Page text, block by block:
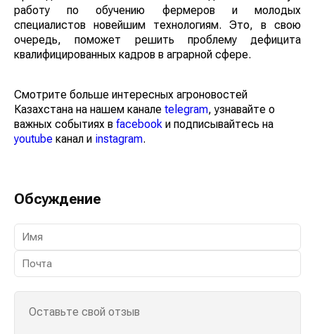
работу по обучению фермеров и молодых
специалистов новейшим технологиям. Это, в свою
очередь, поможет решить проблему дефицита
квалифицированных кадров в аграрной сфере.
Смотрите больше интересных агроновостей
Казахстана на нашем канале telegram, узнавайте о
важных событиях в facebook и подписывайтесь на
youtube канал и instagram.
Обсуждение